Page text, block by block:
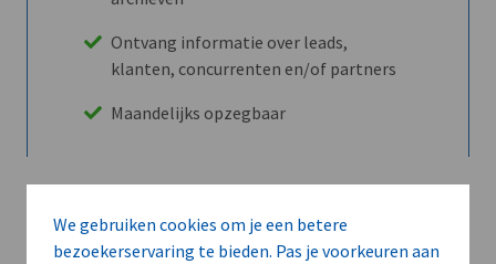
We gebruiken cookies om je een betere
bezoekerservaring te bieden. Pas je voorkeuren aan
Ontvang informatie over leads,
klanten, concurrenten en/of partners
Maandelijks opzegbaar